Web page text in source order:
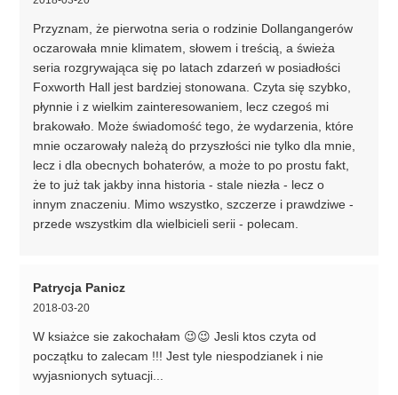
Przyznam, że pierwotna seria o rodzinie Dollangangerów
oczarowała mnie klimatem, słowem i treścią, a świeża
seria rozgrywająca się po latach zdarzeń w posiadłości
Foxworth Hall jest bardziej stonowana. Czyta się szybko,
płynnie i z wielkim zainteresowaniem, lecz czegoś mi
brakowało. Może świadomość tego, że wydarzenia, które
mnie oczarowały należą do przyszłości nie tylko dla mnie,
lecz i dla obecnych bohaterów, a może to po prostu fakt,
że to już tak jakby inna historia - stale niezła - lecz o
innym znaczeniu. Mimo wszystko, szczerze i prawdziwe -
przede wszystkim dla wielbicieli serii - polecam.
Patrycja Panicz
2018-03-20
W ksiażce sie zakochałam 😉😉 Jesli ktos czyta od
początku to zalecam !!! Jest tyle niespodzianek i nie
wyjasnionych sytuacji...